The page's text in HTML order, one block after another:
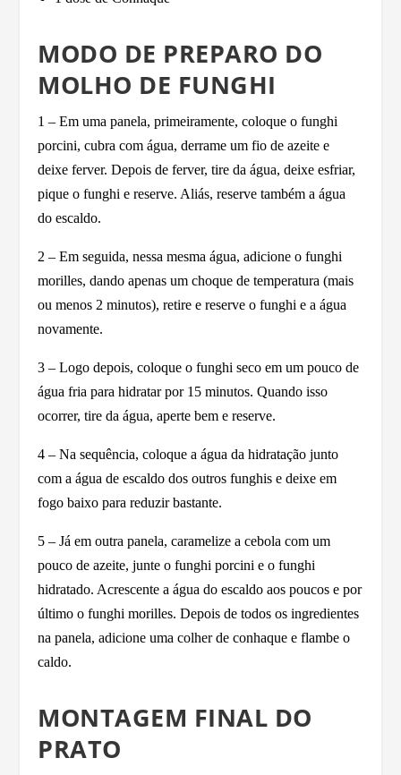
MODO DE PREPARO DO
MOLHO DE FUNGHI
1 – Em uma panela, primeiramente, coloque o funghi
porcini, cubra com água, derrame um fio de azeite e
deixe ferver. Depois de ferver, tire da água, deixe esfriar,
pique o funghi e reserve. Aliás, reserve também a água
do escaldo.
2 – Em seguida, nessa mesma água, adicione o funghi
morilles, dando apenas um choque de temperatura (mais
ou menos 2 minutos), retire e reserve o funghi e a água
novamente.
3 – Logo depois, coloque o funghi seco em um pouco de
água fria para hidratar por 15 minutos. Quando isso
ocorrer, tire da água, aperte bem e reserve.
4 – Na sequência, coloque a água da hidratação junto
com a água de escaldo dos outros funghis e deixe em
fogo baixo para reduzir bastante.
5 – Já em outra panela, caramelize a cebola com um
pouco de azeite, junte o funghi porcini e o funghi
hidratado. Acrescente a água do escaldo aos poucos e por
último o funghi morilles. Depois de todos os ingredientes
na panela, adicione uma colher de conhaque e flambe o
caldo.
MONTAGEM FINAL DO
PRATO